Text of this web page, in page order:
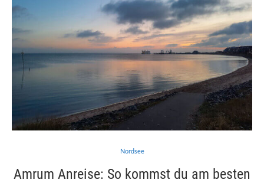
Nordsee
Amrum Anreise: So kommst du am besten